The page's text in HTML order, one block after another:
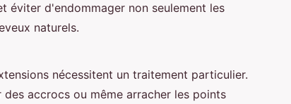
éviter d'endommager non seulement les
naturels.
nécessitent un traitement particulier.
accrocs ou même arracher les points